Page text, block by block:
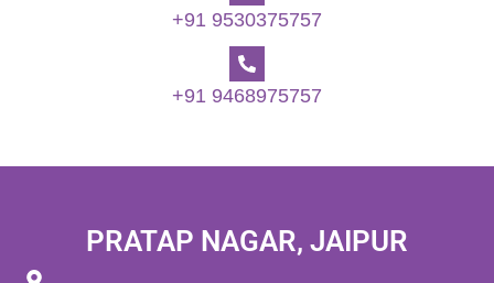
+91 9530375757
+91 9468975757
PRATAP NAGAR, JAIPUR